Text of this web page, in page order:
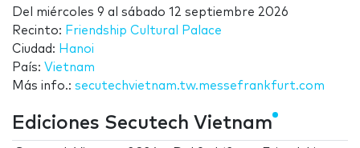
Del miércoles 9 al sábado 12 septiembre 2026
Recinto: Friendship Cultural Palace
Ciudad: Hanoi
País: Vietnam
Más info.: secutechvietnam.tw.messefrankfurt.com
Ediciones Secutech Vietnam